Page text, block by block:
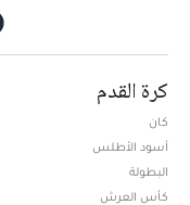
كرة القدم
كان
أسود الأطلس
البطولة
كأس العرش